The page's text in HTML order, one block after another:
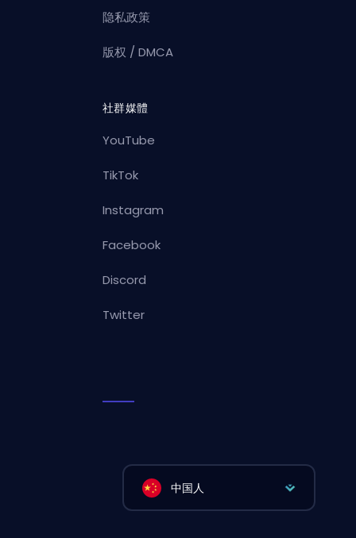
隐私政策
版权 / DMCA
社群媒體
YouTube
TikTok
Instagram
Facebook
Discord
Twitter
中国人